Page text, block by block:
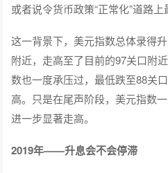
或者说令货币政策“正常化”道路上
这一背景下，美元指数总体录得
附近，走高至了目前的97关口附
数也一度承压过，最低跌至88关
高。只是在尾声阶段，美元指数
进一步显著走高。
2019年——升息会不会停滞